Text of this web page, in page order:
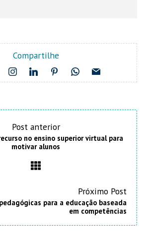
Compartilhe
Post anterior
no ensino superior virtual para
motivar alunos
Próximo Post
para a educação baseada
em competências